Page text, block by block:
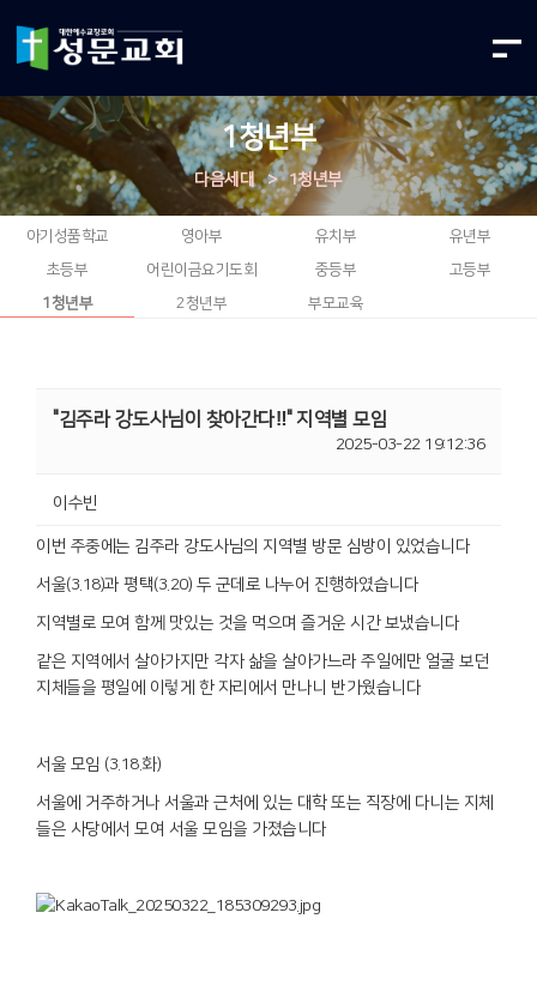
1청년부
다음세대 > 1청년부
아기성품학교 영아부 유치부
유년부
초등부
어린이금요기도회 중등부
고등부
1청년부
2청년부 부모교육
"김주라 강도사님이 찾아간다‼️" 지역별 모임
2025-03-22 19:12:36
이수빈
이번 주중에는 김주라 강도사님의 지역별 방문 심방이 있었습니다
서울(3.18)과 평택(3.20) 두 군데로 나누어 진행하였습니다
지역별로 모여 함께 맛있는 것을 먹으며 즐거운 시간 보냈습니다
같은 지역에서 살아가지만 각자 삶을 살아가느라 주일에만 얼굴 보던
지체들을 평일에 이렇게 한 자리에서 만나니 반가웠습니다
서울 모임 (3.18.화)
서울에 거주하거나 서울과 근처에 있는 대학 또는 직장에 다니는 지체
들은 사당에서 모여 서울 모임을 가졌습니다